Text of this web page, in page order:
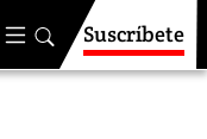
Suscríbete